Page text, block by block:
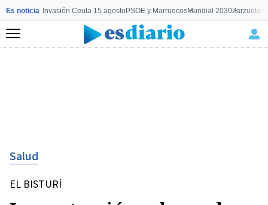
Es noticia Invasión Ceuta 15 agostoPSOE y MarruecosMundial 2030Zarzuela
Menú
Salud
EL BISTURÍ